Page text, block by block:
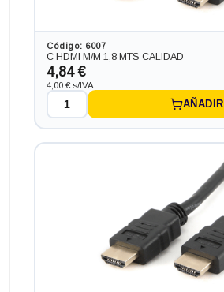
Código: 6007
C HDMI M/M 1,8 MTS CALIDAD
4,84 €
4,00 € s/IVA
AÑADIR